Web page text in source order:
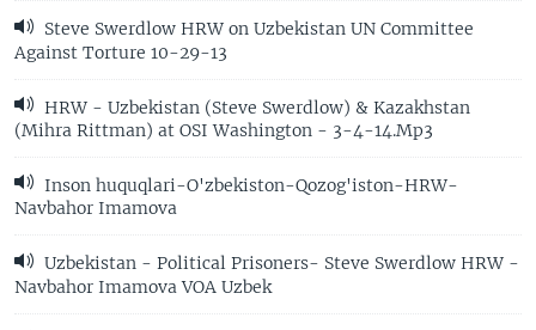
Steve Swerdlow HRW on Uzbekistan UN Committee
Against Torture 10-29-13
HRW - Uzbekistan (Steve Swerdlow) & Kazakhstan
(Mihra Rittman) at OSI Washington - 3-4-14.Mp3
Inson huquqlari-O'zbekiston-Qozog'iston-HRW-
Navbahor Imamova
Uzbekistan - Political Prisoners- Steve Swerdlow HRW -
Navbahor Imamova VOA Uzbek